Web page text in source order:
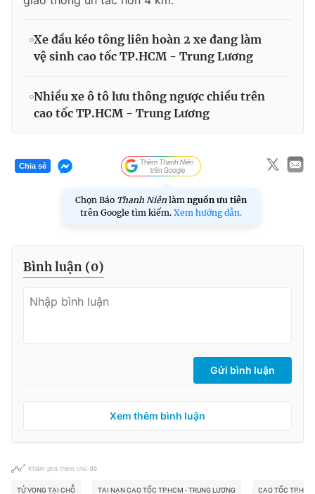
Xe đầu kéo tông liên hoàn 2 xe đang làm
vệ sinh cao tốc TP.HCM - Trung Lương
Nhiều xe ô tô lưu thông ngược chiều trên
cao tốc TP.HCM - Trung Lương
Chia sẻ
Chọn Báo Thanh Niên làm nguồn ưu tiên
trên Google tìm kiếm. Xem hướng dẫn.
Bình luận (0)
Gửi bình luận
Xem thêm bình luận
Khám phá thêm chủ đề
TỬ VONG TẠI CHỖ TAI NẠN CAO TỐC TP.HCM - TRUNG LƯƠNG CAO TỐC